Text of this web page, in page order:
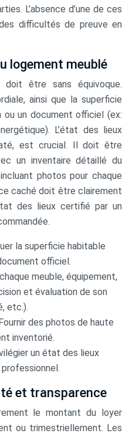
L’absence d’une de ces
difficultés de preuve en
logement meublé
être sans équivoque.
ainsi que la superficie
ou un document officiel (ex:
L’état des lieux
est crucial. Il doit être
un inventaire détaillé du
photos pour chaque
caché doit être clairement
des lieux certifié par un
la superficie habitable
officiel.
meuble, équipement,
et évaluation de son
etc.).
des photos de haute
inventorié.
un état des lieux
et transparence
le montant du loyer
ou trimestriellement. Les